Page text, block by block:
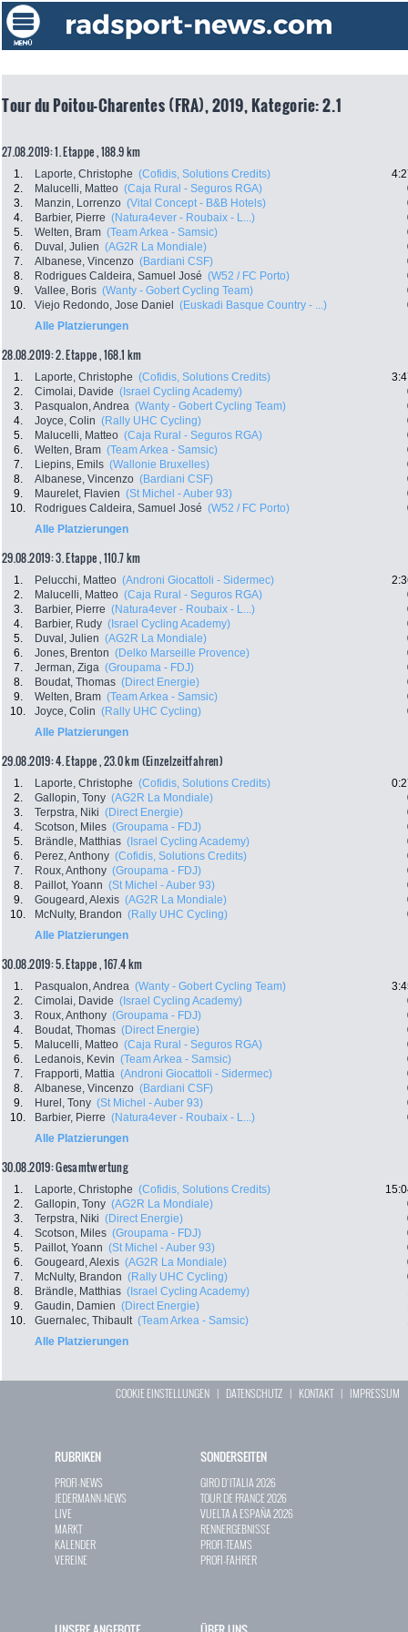
Tour du Poitou-Charentes (FRA), 2019, Kategorie: 2.1
27.08.2019: 1. Etappe , 188.9 km
1. Laporte, Christophe (Cofidis, Solutions Credits)
2.
Malucelli, Matteo (Caja Rural - Seguros RGA)
3.
Manzin, Lorrenzo (Vital Concept - B&B Hotels)
4.
Barbier, Pierre (Natura4ever - Roubaix - L...)
5.
Welten, Bram (Team Arkea - Samsic)
6.
Duval, Julien (AG2R La Mondiale)
7.
Albanese, Vincenzo (Bardiani CSF)
8.
Rodrigues Caldeira, Samuel José (W52 / FC Porto)
9.
Vallee, Boris (Wanty - Gobert Cycling Team)
10.
Viejo Redondo, Jose Daniel (Euskadi Basque Country - ...)
Alle Platzierungen
28.08.2019: 2. Etappe , 168.1 km
1. Laporte, Christophe (Cofidis, Solutions Credits)
2.
Cimolai, Davide (Israel Cycling Academy)
3.
Pasqualon, Andrea (Wanty - Gobert Cycling Team)
4.
Joyce, Colin (Rally UHC Cycling)
5.
Malucelli, Matteo (Caja Rural - Seguros RGA)
6.
Welten, Bram (Team Arkea - Samsic)
7.
Liepins, Emils (Wallonie Bruxelles)
8.
Albanese, Vincenzo (Bardiani CSF)
9.
Maurelet, Flavien (St Michel - Auber 93)
10.
Rodrigues Caldeira, Samuel José (W52 / FC Porto)
Alle Platzierungen
29.08.2019: 3. Etappe , 110.7 km
1. Pelucchi, Matteo (Androni Giocattoli - Sidermec)
2.
Malucelli, Matteo (Caja Rural - Seguros RGA)
3.
Barbier, Pierre (Natura4ever - Roubaix - L...)
4.
Barbier, Rudy (Israel Cycling Academy)
5.
Duval, Julien (AG2R La Mondiale)
6.
Jones, Brenton (Delko Marseille Provence)
7.
Jerman, Ziga (Groupama - FDJ)
8.
Boudat, Thomas (Direct Energie)
9.
Welten, Bram (Team Arkea - Samsic)
10.
Joyce, Colin (Rally UHC Cycling)
Alle Platzierungen
29.08.2019: 4. Etappe , 23.0 km (Einzelzeitfahren)
1. Laporte, Christophe (Cofidis, Solutions Credits)
2.
Gallopin, Tony (AG2R La Mondiale)
3.
Terpstra, Niki (Direct Energie)
4.
Scotson, Miles (Groupama - FDJ)
5.
Brändle, Matthias (Israel Cycling Academy)
6.
Perez, Anthony (Cofidis, Solutions Credits)
7.
Roux, Anthony (Groupama - FDJ)
8.
Paillot, Yoann (St Michel - Auber 93)
9.
Gougeard, Alexis (AG2R La Mondiale)
10.
McNulty, Brandon (Rally UHC Cycling)
Alle Platzierungen
30.08.2019: 5. Etappe , 167.4 km
1. Pasqualon, Andrea (Wanty - Gobert Cycling Team)
2.
Cimolai, Davide (Israel Cycling Academy)
3.
Roux, Anthony (Groupama - FDJ)
4.
Boudat, Thomas (Direct Energie)
5.
Malucelli, Matteo (Caja Rural - Seguros RGA)
6.
Ledanois, Kevin (Team Arkea - Samsic)
7.
Frapporti, Mattia (Androni Giocattoli - Sidermec)
8.
Albanese, Vincenzo (Bardiani CSF)
9.
Hurel, Tony (St Michel - Auber 93)
10.
Barbier, Pierre (Natura4ever - Roubaix - L...)
Alle Platzierungen
30.08.2019: Gesamtwertung
1. Laporte, Christophe (Cofidis, Solutions Credits)
2.
Gallopin, Tony (AG2R La Mondiale)
3.
Terpstra, Niki (Direct Energie)
4.
Scotson, Miles (Groupama - FDJ)
5.
Paillot, Yoann (St Michel - Auber 93)
6.
Gougeard, Alexis (AG2R La Mondiale)
7.
McNulty, Brandon (Rally UHC Cycling)
8.
Brändle, Matthias (Israel Cycling Academy)
9.
Gaudin, Damien (Direct Energie)
10.
Guernalec, Thibault (Team Arkea - Samsic)
Alle Platzierungen
COOKIE EINSTELLUNGEN | DATENSCHUTZ | KONTAKT| IMPRESSUM
RUBRIKEN
PROFI-NEWS
JEDERMANN-NEWS
LIVE
MARKT
KALENDER
VEREINE
SONDERSEITEN
GIRO D`ITALIA 2026
TOUR DE FRANCE 2026
VUELTA A ESPAÑA 2026
RENNERGEBNISSE
PROFI-TEAMS
PROFI-FAHRER